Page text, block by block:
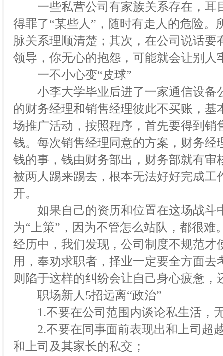
一些私营公司有家族关系存在，耳
得罪了“某些人”，随时有走人的危险
脉关系理顺清楚；其次，在公司说话
领导，你无心的抱怨，可能就会让别人
一不小心变“皮球”
小李大学毕业后进了一家通信设备
的财务经理和销售经理彼此不买账，
场推广活动，按照程序，首先要得到销
钱。每次销售经理同意的方案，财务
钱的事，钱由财务部出，财务部就有
被两人踢来踢去，根本无法好好完成工
开。
如果自己的资历和位置在这场战斗
为“上策”，因为不管怎么站队，都很
经历中，我们发现，公司制度不规范才
用，奉劝求职者，择业一定要全方面
则陷于这样的纠纷会让自己身心疲惫，
职场新人5招远离“政治”
1.不要在公司范围内谈论私生活，
2.不要在同事面前表现出和上司超
和上司及其家长的私交；